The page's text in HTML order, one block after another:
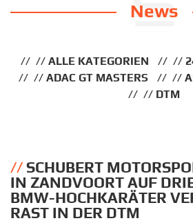
News
ALLE KATEGORIEN
ADAC GT MASTERS
DTM
SCHUBERT
IN ZANDVOORT AUF
BMW-HOCHKARÄTER
RAST IN DER DTM